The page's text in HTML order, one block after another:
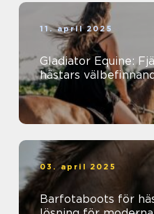
11. april 2025
Gladiator Equine:
hästars
03. april 2025
Barfotaboots för